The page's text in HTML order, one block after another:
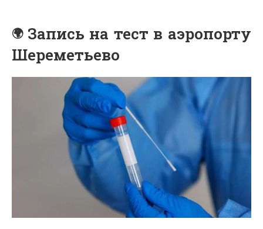
Запись на тест в аэропорту
Шереметьево